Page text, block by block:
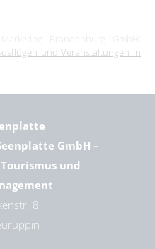
und Veranstaltungen in
GmbH –
und
8